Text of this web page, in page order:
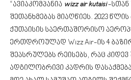
“ავიაკომპანია wizz air kutaisi-სთან
შეთანხმებას მიაღწიეს. 2023
ქუთაისის საერთაშორისო
ერთდროულად Wizz Air-ის 4
შეასრულებს რეისებს, რაც
ადგილობრივი კადრის